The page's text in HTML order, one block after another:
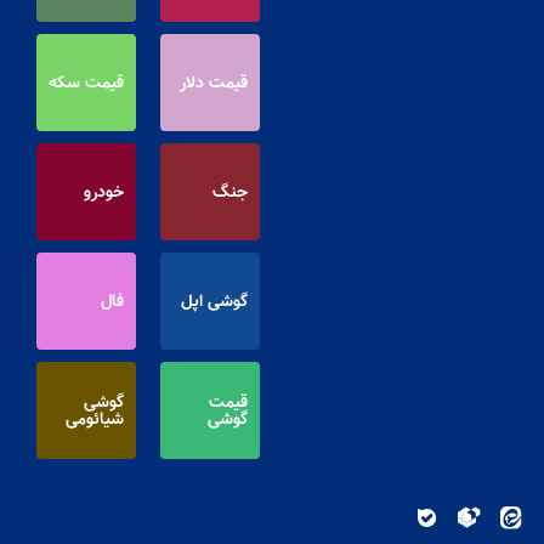
قیمت دلار قیمت سکه
جنگ خودرو
گوشی اپل فال
قیمت
گوشی
گوشی
شیائومی